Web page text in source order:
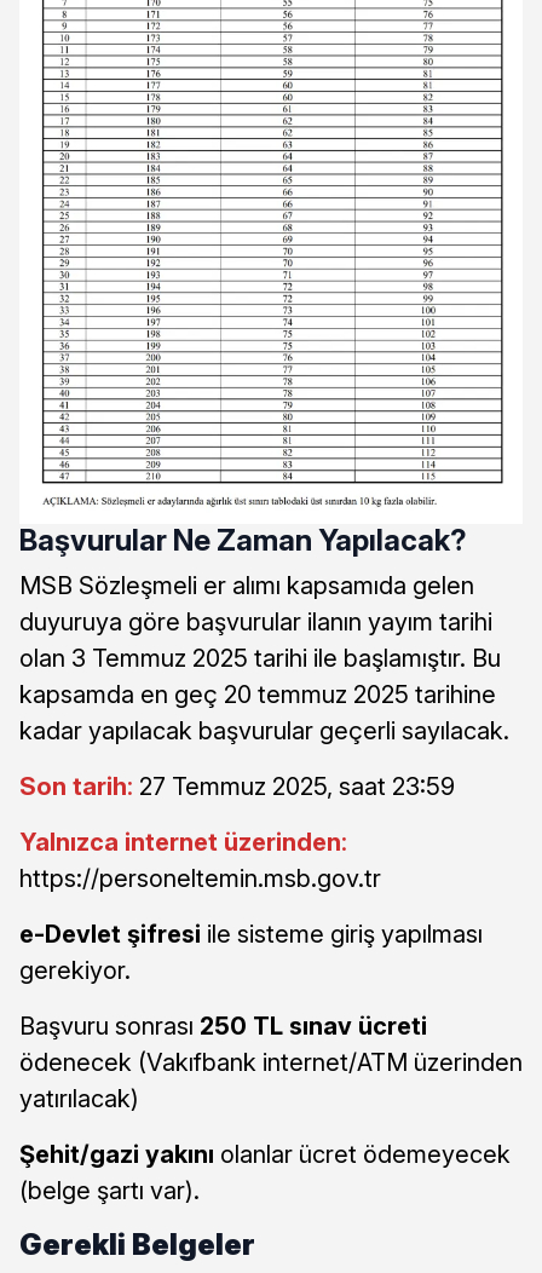
Başvurular Ne Zaman Yapılacak?
MSB Sözleşmeli er alımı kapsamıda gelen
duyuruya göre başvurular ilanın yayım tarihi
olan 3 Temmuz 2025 tarihi ile başlamıştır. Bu
kapsamda en geç 20 temmuz 2025 tarihine
kadar yapılacak başvurular geçerli sayılacak.
Son tarih: 27 Temmuz 2025, saat 23:59
Yalnızca internet üzerinden:
https://personeltemin.msb.gov.tr
e-Devlet şifresi ile sisteme giriş yapılması
gerekiyor.
Başvuru sonrası 250 TL sınav ücreti
ödenecek (Vakıfbank internet/ATM üzerinden
yatırılacak)
Şehit/gazi yakını olanlar ücret ödemeyecek
(belge şartı var).
Gerekli Belgeler